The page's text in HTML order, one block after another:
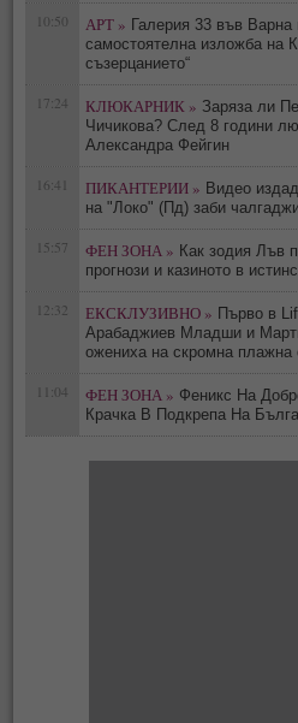
10:50 АРТ » Галерия 33 във Варна
самостоятелна изложба на
съзерцанието“
17:24 КЛЮКАРНИК » Заряза ли
Чичикова? След 8 години
Александра Фейгин
16:41 ПИКАНТЕРИИ » Видео
на "Локо" (Пд) заби
15:57 ФЕН ЗОНА » Как зодия Лъв
прогнози и казиното в
12:32 ЕКСКЛУЗИВНО » Първо в
Арабаджиев Младши и
oжениха на скромна
11:04 ФЕН ЗОНА » Феникс На
Крачка В Подкрепа На